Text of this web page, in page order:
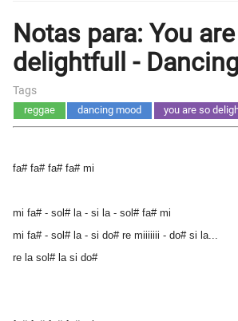
Notas para: You
delightfull -
Tags
reggae dancing mood you are so
fa# fa# fa# fa# mi
mi fa# - sol# la - si la - sol# fa# mi
mi fa# - sol# la - si do# re miiiiiii - do# si la...
re la sol# la si do#